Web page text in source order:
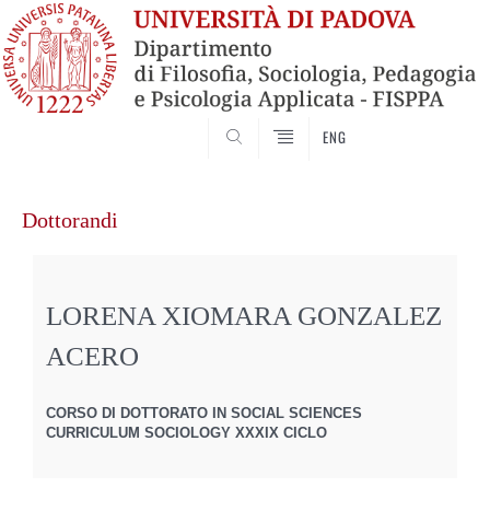
ENG
contenuto
Dottorandi
LORENA XIOMARA GONZALEZ
ACERO
CORSO DI DOTTORATO IN SOCIAL SCIENCES
CURRICULUM SOCIOLOGY XXXIX CICLO